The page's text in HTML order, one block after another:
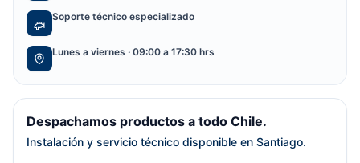
Soporte técnico especializado
Lunes a viernes · 09:00 a 17:30 hrs
Despachamos productos a todo Chile.
Instalación y servicio técnico disponible en Santiago.